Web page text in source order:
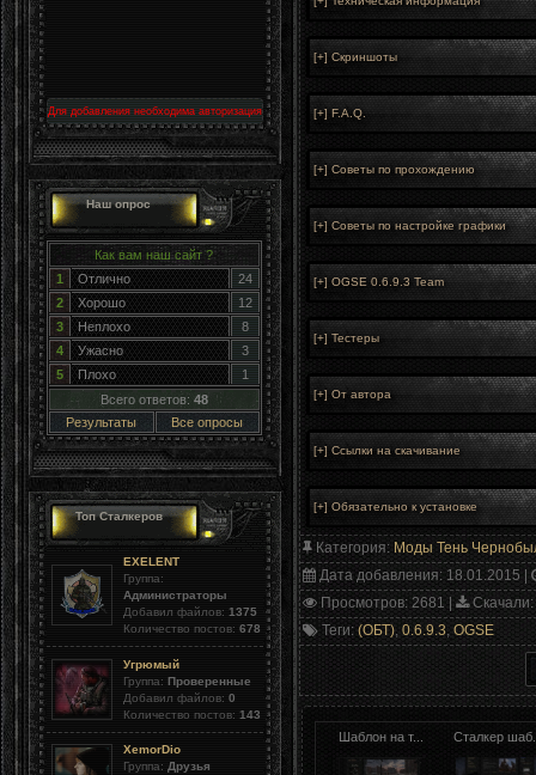
Для добавления необходима авторизация
Наш опрос
Как вам наш сайт ?
1
Отлично
24
2
Хорошо
12
3
Неплохо
8
4
Ужасно
3
5
Плохо
1
Всего ответов: 48
Результаты
Все опросы
Топ Сталкеров
EXELENT
Группа:
Администраторы
Добавил файлов: 1375
Количество постов: 678
Угрюмый
Группа: Проверенные
Добавил файлов: 0
Количество постов: 143
XemorDio
Группа: Друзья
Категория: Моды Тень
Дата добавления: 18.01.2015 |
Просмотров: 2681 | Скачали
Теги: (ОБТ) 0.6.9.3 OGSE
Шаблон на т... Сталкер